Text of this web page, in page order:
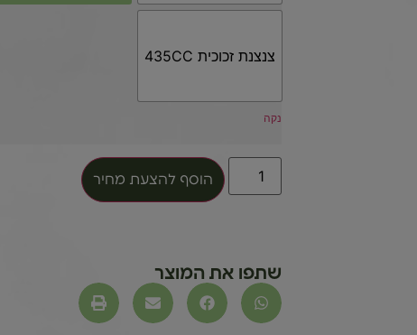
צנצנת זכוכית 435CC
נקה
הוסף להצעת מחיר
שתפו את המוצר